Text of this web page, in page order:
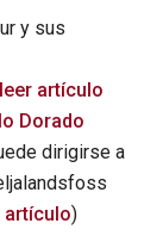
y sus
leer artículo
Dorado
dirigirse a
artículo)